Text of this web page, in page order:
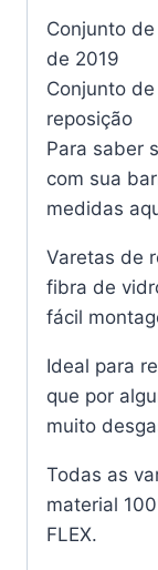
Conjunto
de 2019
Conjunto
reposição
Para saber
com sua
medidas
Varetas de
fibra de
fácil
Ideal para
que por
muito
Todas as
material
FLEX.